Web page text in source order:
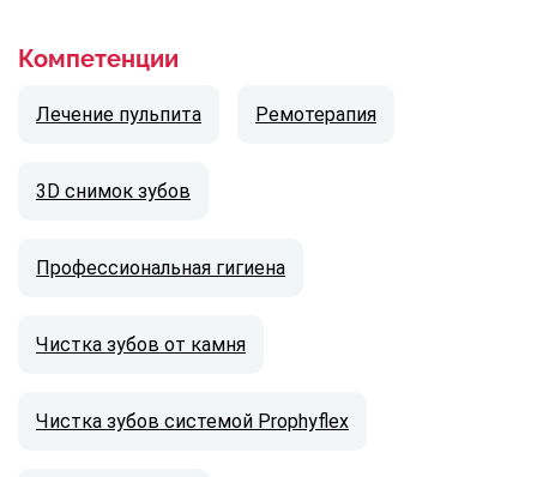
Компетенции
Лечение пульпита Ремотерапия
3D снимок зубов
Профессиональная гигиена
Чистка зубов от камня
Чистка зубов системой Prophyflex